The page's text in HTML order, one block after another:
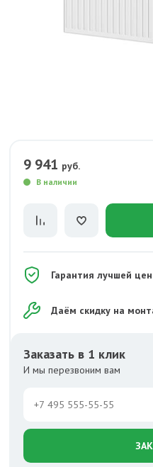
9 941 руб.
В наличии
Гарантия лучшей
Даём скидку на
Заказать в 1 клик
И мы перезвоним вам